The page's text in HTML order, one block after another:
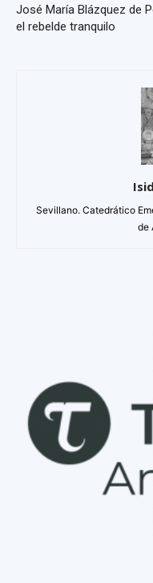
José María Blázquez de
el rebelde tranquilo
Sevillano. Catedrático
de